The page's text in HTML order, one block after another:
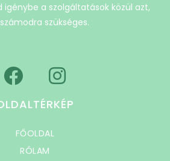
igénybe a szolgáltatások közül azt,
szükséges.
FŐOLDAL
RÓLAM